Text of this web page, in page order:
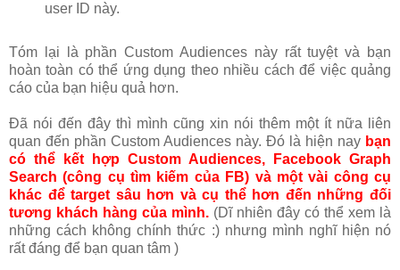
user ID này.
Tóm lại là phần Custom Audiences này rất tuyệt và bạn
hoàn toàn có thể ứng dụng theo nhiều cách để việc quảng
cáo của bạn hiệu quả hơn.
Đã nói đến đây thì mình cũng xin nói thêm một ít nữa liên
quan đến phần Custom Audiences này. Đó là hiện nay bạn
có thể kết hợp Custom Audiences, Facebook Graph
Search (công cụ tìm kiếm của FB) và một vài công cụ
khác để target sâu hơn và cụ thể hơn đến những đối
tương khách hàng của mình. (Dĩ nhiên đây có thể xem là
những cách không chính thức :) nhưng mình nghĩ hiện nó
rất đáng để bạn quan tâm )